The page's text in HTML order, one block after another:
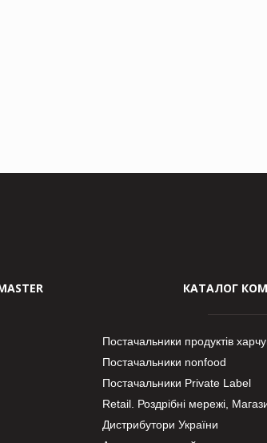
КАТАЛОГ
Постачальники продуктів
Постачальники nonfood
Постачальники Private Label
Retail. Роздрібні мережі,
Дистрибутори України